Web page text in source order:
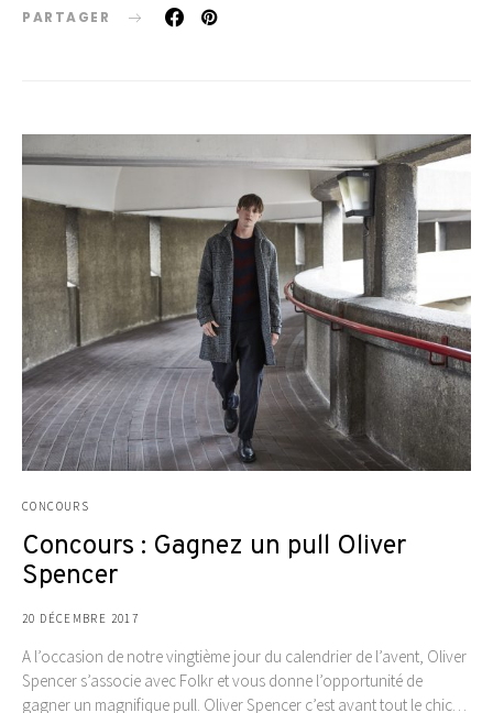
PARTAGER
CONCOURS
Concours : Gagnez un pull Oliver
Spencer
20 DÉCEMBRE 2017
A l’occasion de notre vingtième jour du calendrier de l’avent, Oliver
Spencer s’associe avec Folkr et vous donne l’opportunité de
gagner un magnifique pull. Oliver Spencer c’est avant tout le chic…